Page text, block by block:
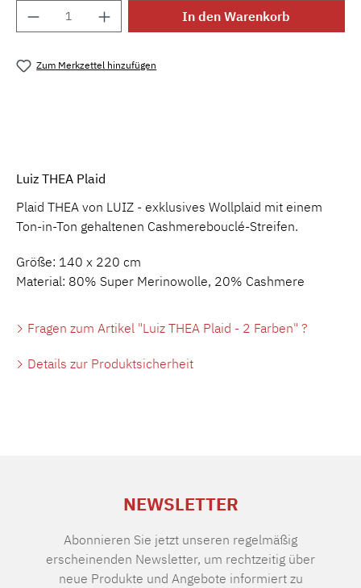
Produkt Anzahl: Gib den gewünschten
In den Warenkorb
Zum Merkzettel hinzufügen
Luiz THEA Plaid
Plaid THEA von LUIZ - exklusives Wollplaid mit einem
Ton-in-Ton gehaltenen Cashmerebouclé-Streifen.
Größe: 140 x 220 cm
Material: 80% Super Merinowolle, 20% Cashmere
Fragen zum Artikel "Luiz THEA Plaid - 2 Farben" ?
Details zur Produktsicherheit
NEWSLETTER
Abonnieren Sie jetzt unseren regelmäßig
erscheinenden Newsletter, um rechtzeitig über
neue Produkte und Angebote informiert zu